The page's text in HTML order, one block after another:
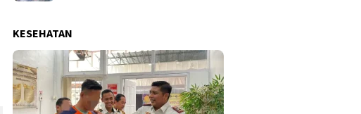
KESEHATAN